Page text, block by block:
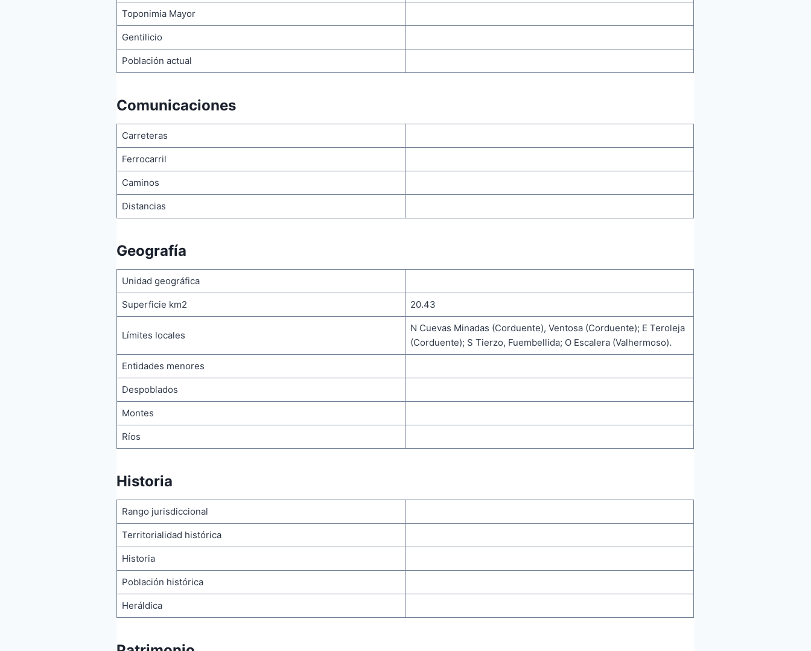
Toponimia Mayor
Gentilicio
Población actual
Comunicaciones
Carreteras
Ferrocarril
Caminos
Distancias
Geografía
Unidad geográfica
Superficie km2 20.43
Límites locales
N Cuevas Minadas (Corduente), Ventosa (Corduente); E Teroleja
(Corduente); S Tierzo, Fuembellida; O Escalera (Valhermoso).
Entidades menores
Despoblados
Montes
Ríos
Historia
Rango jurisdiccional
Territorialidad histórica
Historia
Población histórica
Heráldica